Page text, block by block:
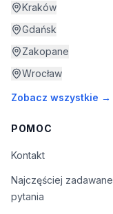
Kraków
Gdańsk
Zakopane
Wrocław
Zobacz wszystkie →
POMOC
Kontakt
Najczęściej zadawane
pytania